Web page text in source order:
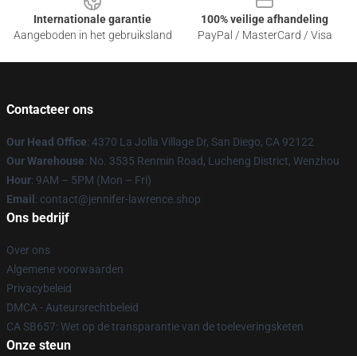
Internationale garantie
Aangeboden in het gebruiksland
100% veilige afhandeling
PayPal / MasterCard / Visa
Contacteer ons
Our Head Office: 4370 La Jolla Village Dr, San Diego, CA 92122
Our Warehouse: No. 3535 Renmin Road, Lucheng District, Wenzhou
Hour: 9AM – 5PM (Mon – Fri)
Email : contact@jennifer-lawrence.shop
Ons bedrijf
Over ons
Algemene voorwaarden
Privacybeleid
DMCA - Auteursrechtbeleid
CA SB657: Wet op de transparantie van de toeleveringsketen
Onze steun